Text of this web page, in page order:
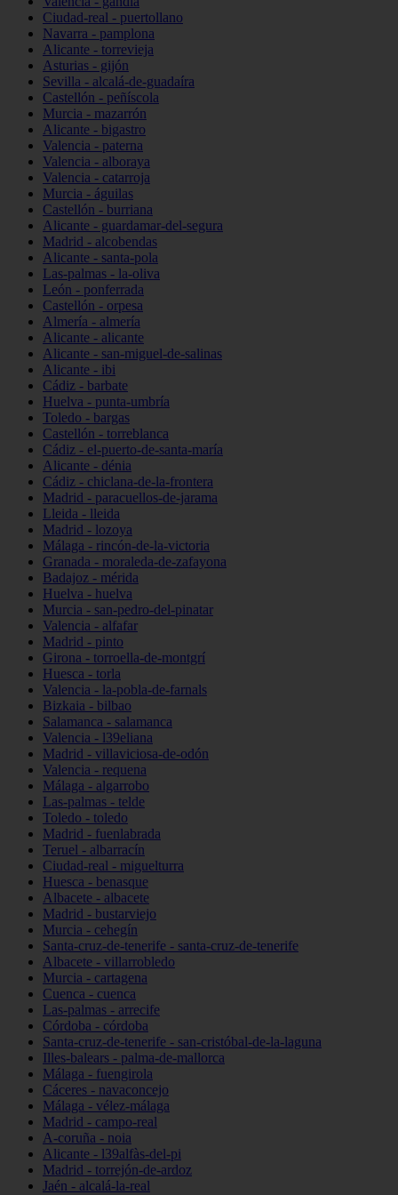
Ciudad-real - puertollano
Navarra - pamplona
Alicante - torrevieja
Asturias - gijón
Sevilla - alcalá-de-guadaíra
Castellón - peñíscola
Murcia - mazarrón
Alicante - bigastro
Valencia - paterna
Valencia - alboraya
Valencia - catarroja
Murcia - águilas
Castellón - burriana
Alicante - guardamar-del-segura
Madrid - alcobendas
Alicante - santa-pola
Las-palmas - la-oliva
León - ponferrada
Castellón - orpesa
Almería - almería
Alicante - alicante
Alicante - san-miguel-de-salinas
Alicante - ibi
Cádiz - barbate
Huelva - punta-umbría
Toledo - bargas
Castellón - torreblanca
Cádiz - el-puerto-de-santa-maría
Alicante - dénia
Cádiz - chiclana-de-la-frontera
Madrid - paracuellos-de-jarama
Lleida - lleida
Madrid - lozoya
Málaga - rincón-de-la-victoria
Granada - moraleda-de-zafayona
Badajoz - mérida
Huelva - huelva
Murcia - san-pedro-del-pinatar
Valencia - alfafar
Madrid - pinto
Girona - torroella-de-montgrí
Huesca - torla
Valencia - la-pobla-de-farnals
Bizkaia - bilbao
Salamanca - salamanca
Valencia - l39eliana
Madrid - villaviciosa-de-odón
Valencia - requena
Málaga - algarrobo
Las-palmas - telde
Toledo - toledo
Madrid - fuenlabrada
Teruel - albarracín
Ciudad-real - miguelturra
Huesca - benasque
Albacete - albacete
Madrid - bustarviejo
Murcia - cehegín
Santa-cruz-de-tenerife - santa-cruz-de-tenerife
Albacete - villarrobledo
Murcia - cartagena
Cuenca - cuenca
Las-palmas - arrecife
Córdoba - córdoba
Santa-cruz-de-tenerife - san-cristóbal-de-la-laguna
Illes-balears - palma-de-mallorca
Málaga - fuengirola
Cáceres - navaconcejo
Málaga - vélez-málaga
Madrid - campo-real
A-coruña - noia
Alicante - l39alfàs-del-pi
Madrid - torrejón-de-ardoz
Jaén - alcalá-la-real